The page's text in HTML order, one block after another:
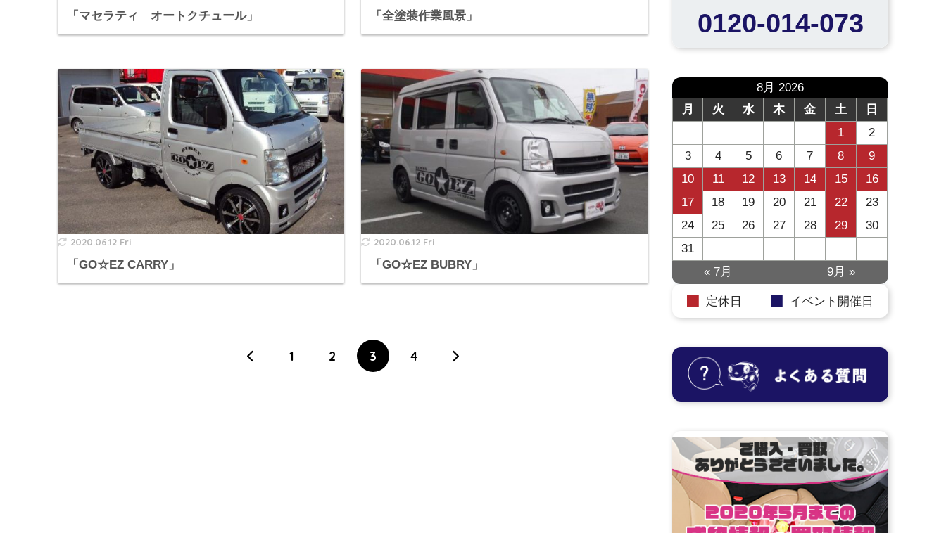
「マセラティ オートクチュール」 「全塗装作業風景」
2020.06.12 Fri
「GO☆EZ CARRY」
2020.06.12 Fri
「GO☆EZ BUBRY」
1 2 3 4
0120-014-073
8月 2026
月
火 水 木 金 土
日
1
2
3
4 5 6 7 8
9
10
11 12 13 14 15
16
17
18 19 20 21 22
23
24
25 26 27 28 29
30
31
« 7月
9月 »
定休日 イベント開催日